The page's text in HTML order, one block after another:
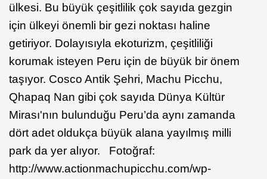
ülkesi. Bu büyük çeşitlilik çok sayıda gezgin
için ülkeyi önemli bir gezi noktası haline
getiriyor. Dolayısıyla ekoturizm, çeşitliliği
korumak isteyen Peru için de büyük bir önem
taşıyor. Cosco Antik Şehri, Machu Picchu,
Qhapaq Nan gibi çok sayıda Dünya Kültür
Mirası'nın bulunduğu Peru’da aynı zamanda
dört adet oldukça büyük alana yayılmış milli
park da yer alıyor. Fotoğraf:
http://www.actionmachupicchu.com/wp-